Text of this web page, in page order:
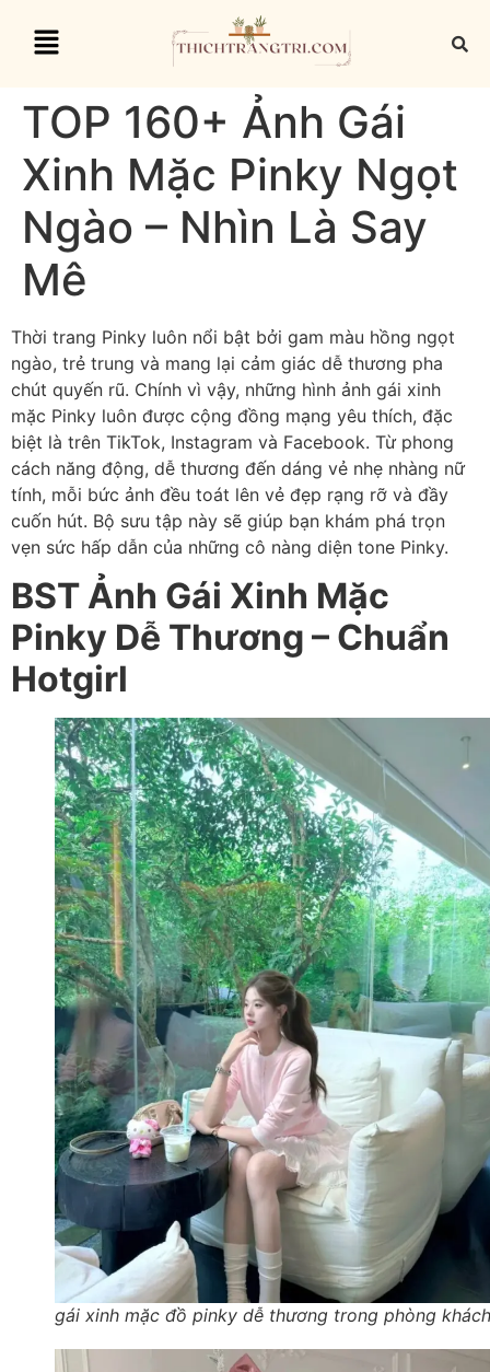
TOP 160+ Ảnh Gái
Xinh Mặc Pinky Ngọt
Ngào – Nhìn Là Say
Mê
Thời trang Pinky luôn nổi bật bởi gam màu hồng ngọt
ngào, trẻ trung và mang lại cảm giác dễ thương pha
chút quyến rũ. Chính vì vậy, những hình ảnh gái xinh
mặc Pinky luôn được cộng đồng mạng yêu thích, đặc
biệt là trên TikTok, Instagram và Facebook. Từ phong
cách năng động, dễ thương đến dáng vẻ nhẹ nhàng nữ
tính, mỗi bức ảnh đều toát lên vẻ đẹp rạng rỡ và đầy
cuốn hút. Bộ sưu tập này sẽ giúp bạn khám phá trọn
vẹn sức hấp dẫn của những cô nàng diện tone Pinky.
BST Ảnh Gái Xinh Mặc
Pinky Dễ Thương – Chuẩn
Hotgirl
gái xinh mặc đồ pinky dễ thương trong phòng khách